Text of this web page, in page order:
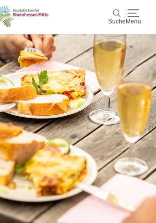
Suche Menu
Suche
Rheinhessen Mitte
Aktiv & Natur
Wein & Genuss
Kultur & Events
Service & Unterkünfte
Karte
KarteRheinhessen Blog